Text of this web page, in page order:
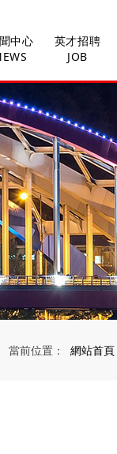
中心
英才招聘
JOB
當前位置： 網站首頁